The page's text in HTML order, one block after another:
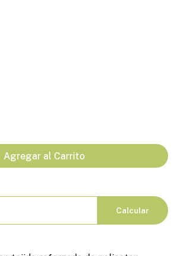
Agregar al Carrito
Calcular